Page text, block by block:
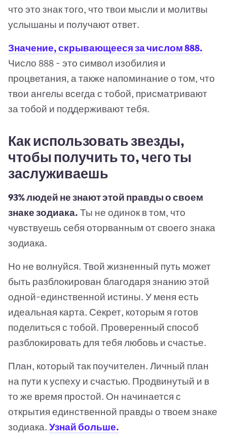
что это знак того, что твои мысли и молитвы
услышаны и получают ответ.
Значение, скрывающееся за числом 888.
Число 888 - это символ изобилия и
процветания, а также напоминание о том, что
твои ангелы всегда с тобой, присматривают
за тобой и поддерживают тебя.
Как использовать звезды,
чтобы получить то, чего ты
заслуживаешь
93% людей не знают этой правды о своем
знаке зодиака. Ты не одинок в том, что
чувствуешь себя оторванным от своего знака
зодиака.
Но не волнуйся. Твой жизненный путь может
быть разблокирован благодаря знанию этой
одной-единственной истины. У меня есть
идеальная карта. Секрет, которым я готов
поделиться с тобой. Проверенный способ
разблокировать для тебя любовь и счастье.
План, который так поучителен. Личный план
на пути к успеху и счастью. Продвинутый и в
то же время простой. Он начинается с
открытия единственной правды о твоем знаке
зодиака. Узнай больше.